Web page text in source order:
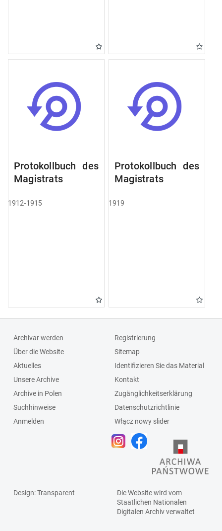
Protokollbuch des
Magistrats
1912-1915
Protokollbuch des
Magistrats
1919
Archivar werden
Über die Website
Aktuelles
Unsere Archive
Archive in Polen
Suchhinweise
Anmelden
Registrierung
Sitemap
Identifizieren Sie das Material
Kontakt
Zugänglichkeitserklärung
Datenschutzrichtlinie
Włącz nowy slider
Design: Transparent
Die Website wird vom
Staatlichen Nationalen
Digitalen Archivverwaltet